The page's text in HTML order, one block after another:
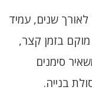
לאורך שנים, עמיד
בזמן קצר,
סימנים
בנייה.